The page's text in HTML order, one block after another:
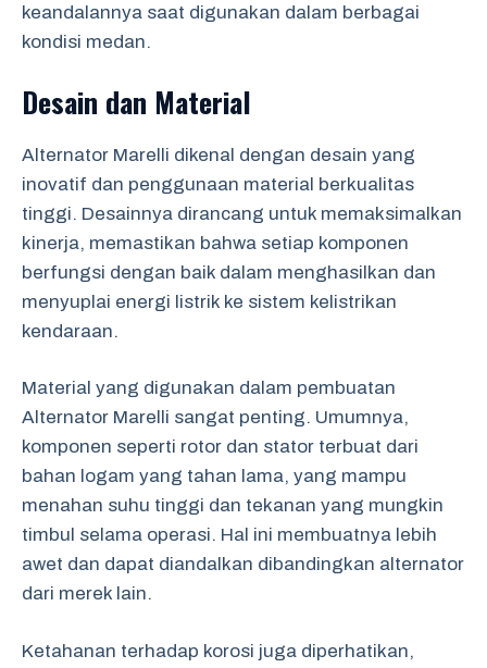
keandalannya saat digunakan dalam berbagai
kondisi medan.
Desain dan Material
Alternator Marelli dikenal dengan desain yang
inovatif dan penggunaan material berkualitas
tinggi. Desainnya dirancang untuk memaksimalkan
kinerja, memastikan bahwa setiap komponen
berfungsi dengan baik dalam menghasilkan dan
menyuplai energi listrik ke sistem kelistrikan
kendaraan.
Material yang digunakan dalam pembuatan
Alternator Marelli sangat penting. Umumnya,
komponen seperti rotor dan stator terbuat dari
bahan logam yang tahan lama, yang mampu
menahan suhu tinggi dan tekanan yang mungkin
timbul selama operasi. Hal ini membuatnya lebih
awet dan dapat diandalkan dibandingkan alternator
dari merek lain.
Ketahanan terhadap korosi juga diperhatikan,